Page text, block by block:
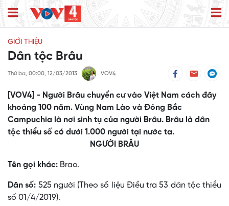
GIỚI THIỆU
Dân tộc Brâu
Thứ ba, 00:00, 12/03/2013 VOV4
[VOV4] - Người Brâu chuyển cư vào Việt Nam cách đây
khoảng 100 năm. Vùng Nam Lào và Ðông Bắc
Campuchia là nơi sinh tụ của người Brâu. Brâu là dân
tộc thiểu số có dưới 1.000 người tại nước ta.
NGƯỜI BRÂU
Tên gọi khác: Brao.
Dân số: 525 người (Theo số liệu Điều tra 53 dân tộc thiểu
số 01/4/2019).